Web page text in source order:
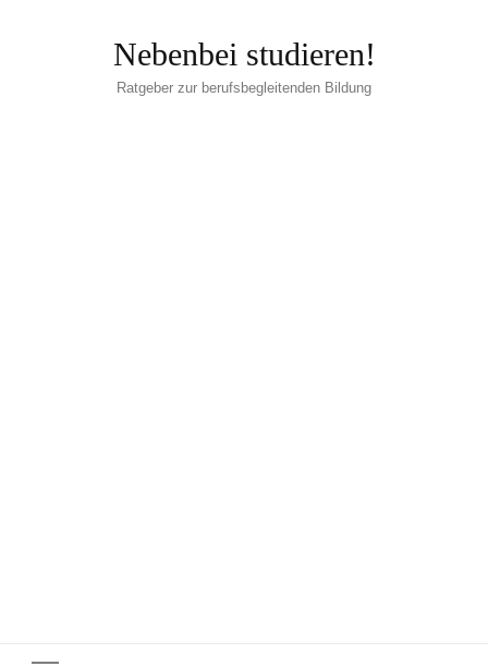
Nebenbei studieren!
Ratgeber zur berufsbegleitenden Bildung